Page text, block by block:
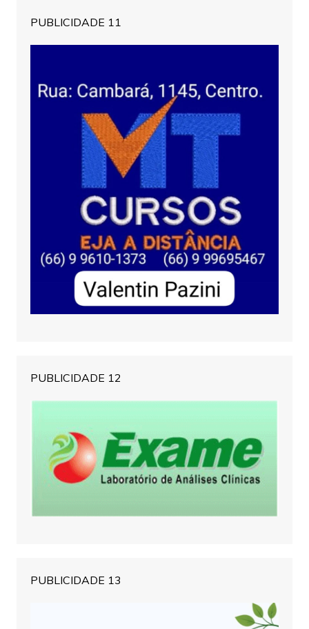
PUBLICIDADE 11
PUBLICIDADE 12
PUBLICIDADE 13